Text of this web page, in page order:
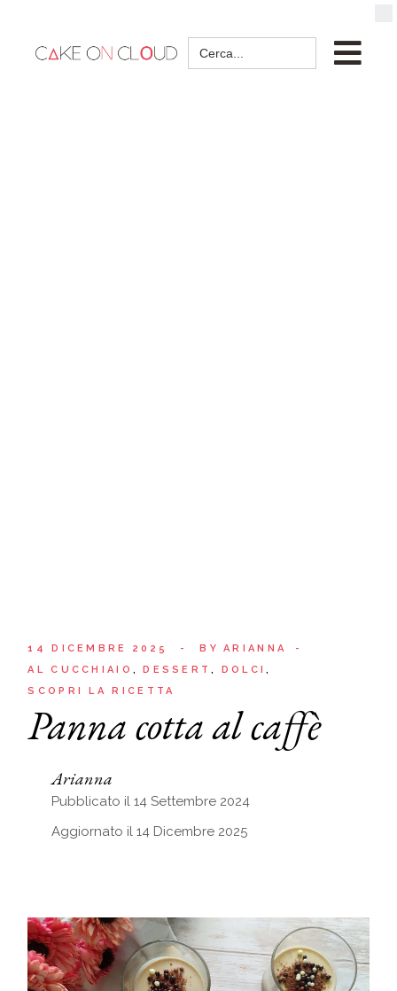
Search
for:
14 DICEMBRE 2025 BY
ARIANNA
AL CUCCHIAIO
DESSERT
DOLCI
SCOPRI LA RICETTA
Panna cotta al caffè
Arianna
Pubblicato il 14 Settembre 2024
Aggiornato il 14 Dicembre 2025